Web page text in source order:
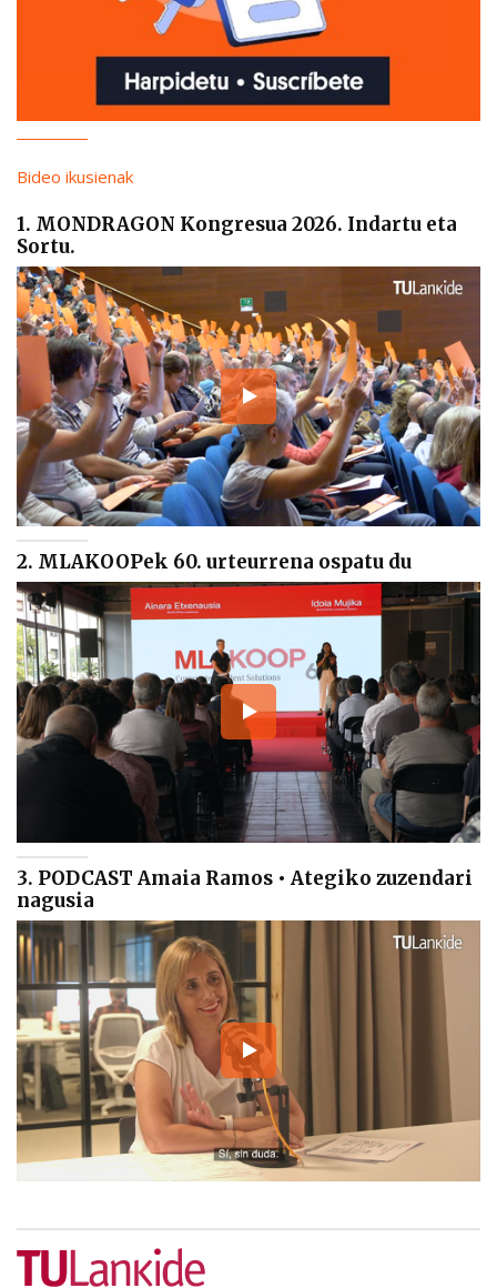
Bideo ikusienak
1. MONDRAGON Kongresua 2026. Indartu eta
Sortu.
2. MLAKOOPek 60. urteurrena ospatu du
3. PODCAST Amaia Ramos • Ategiko zuzendari
nagusia